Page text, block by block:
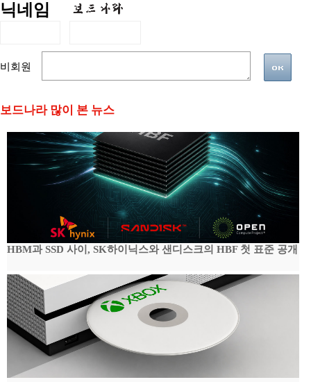
닉네임
비회원
보드나라 많이 본 뉴스
HBM과 SSD 사이, SK하이닉스와 샌디스크의 HBF 첫 표준 공개